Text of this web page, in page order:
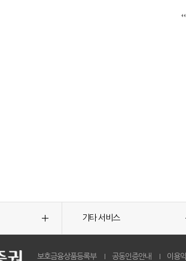
기타 서비스
보호금융상품등록부 공동인증안내 이용